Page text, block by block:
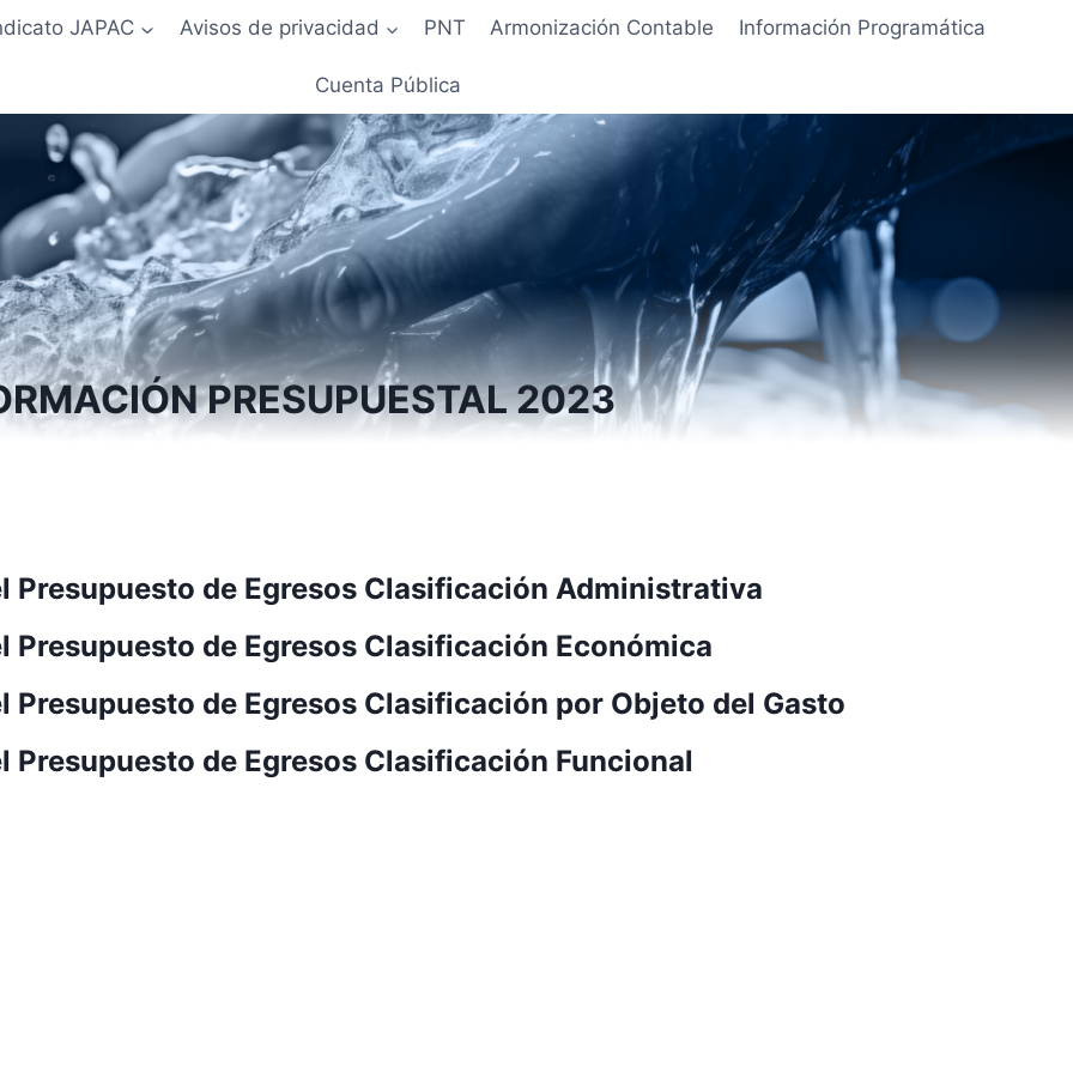
JAPAC Avisos de privacidad PNT Armonización Contable Información Programática
Cuenta Pública
PRESUPUESTAL 2023
Presupuesto de Egresos Clasificación Administrativa
de Egresos Clasificación Económica
de Egresos Clasificación por Objeto del Gasto
de Egresos Clasificación Funcional